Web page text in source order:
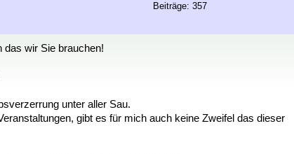
Beiträge: 357
das wir Sie brauchen!
unter aller Sau.
gibt es für mich auch keine Zweifel das dieser